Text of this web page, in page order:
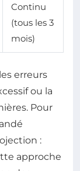
Continu
(tous les 3
mois)
erreurs
ou la
Pour
:
approche